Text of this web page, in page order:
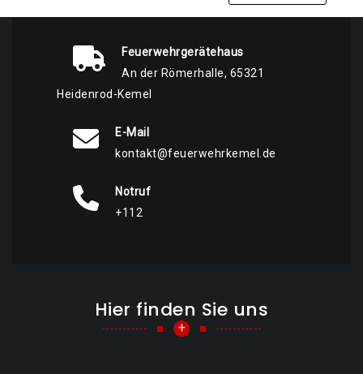
Feuerwehrgerätehaus
An der Römerhalle, 65321
Heidenrod-Kemel
E-Mail
kontakt@feuerwehrkemel.de
Notruf
+112
Hier finden Sie uns
+